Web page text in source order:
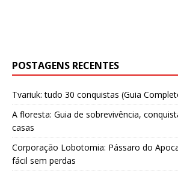
POSTAGENS RECENTES
Tvariuk: tudo 30 conquistas (Guia
A floresta: Guia de sobrevivência,
casas
Corporação Lobotomia: Pássaro do
fácil sem perdas